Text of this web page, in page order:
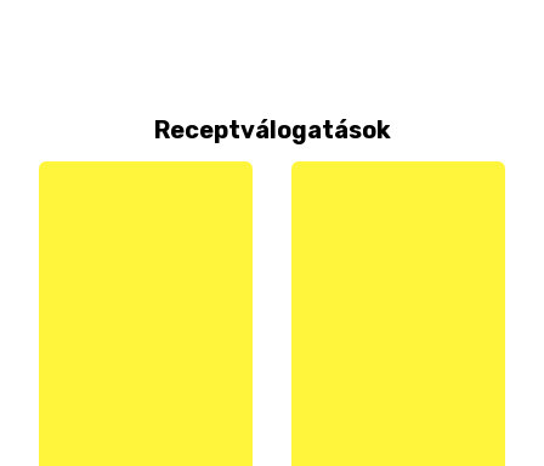
Receptválogatások